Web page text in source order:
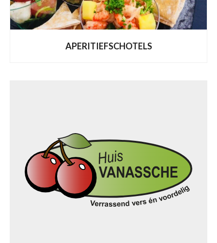
APERITIEFSCHOTELS